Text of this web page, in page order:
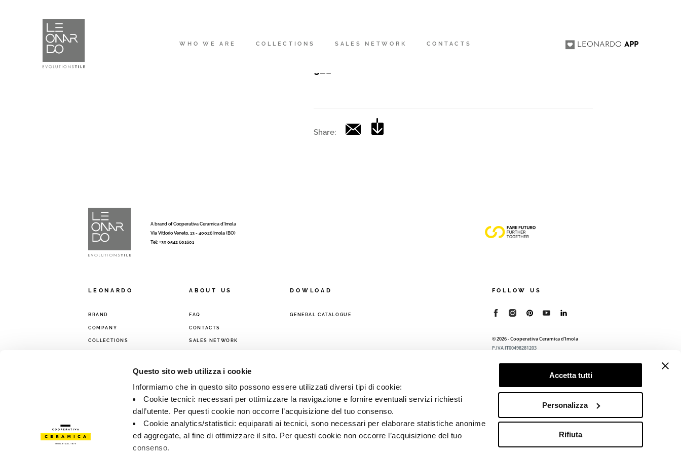
Questo sito web utilizza i cookie
Informiamo che in questo sito possono essere utilizzati diversi tipi di cookie:
Cookie tecnici: necessari per ottimizzare la navigazione e fornire eventuali servizi richiesti
dall’utente. Per questi cookie non occorre l’acquisizione del tuo consenso.
Cookie analytics/statistici: equiparati ai tecnici, sono necessari per elaborare statistiche anonime
ed aggregate, al fine di ottimizzare il sito. Per questi cookie non occorre l’acquisizione del tuo
consenso.
Accetta tutti
Personalizza
Rifiuta
WHO WE ARE COLLECTIONS SALES NETWORK CONTACTS LEONARDOAPP
921
Share:
A brand of Cooperativa Ceramica d’Imola
Via Vittorio Veneto, 13 - 40026 Imola (BO)
Tel: +39 0542 601601
LEONARDO
BRAND
COMPANY
COLLECTIONS
ABOUT US
FAQ
CONTACTS
SALES NETWORK
DOWLOAD
GENERAL CATALOGUE
FOLLOW US
© 2026 - Cooperativa Ceramica d’Imola
P.IVA IT00498281203
R.E.A. BO 5545
Cookie policy—Preferenze